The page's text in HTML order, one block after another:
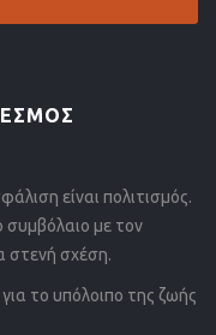
είναι πολιτισμός.
με τον
στενή σχέση.
το υπόλοιπο της ζωής